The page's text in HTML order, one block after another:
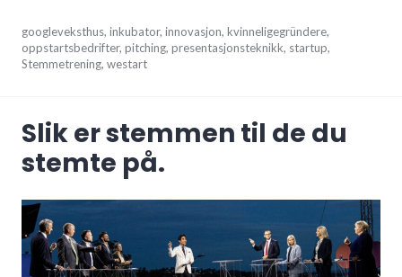
april
8,
2022
googleveksthus, inkubator, innovasjon, kvinneligegründere,
oppstartsbedrifter, pitching, presentasjonsteknikk, startup,
Stemmetrening, westart
Slik er stemmen til de du
stemte på.